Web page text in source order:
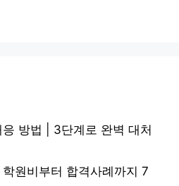
방법 | 3단계로 완벽 대처
원비부터 합격사례까지 7